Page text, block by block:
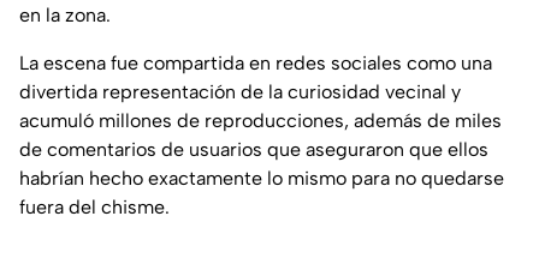
en la zona.
La escena fue compartida en redes sociales como una
divertida representación de la curiosidad vecinal y
acumuló millones de reproducciones, además de miles
de comentarios de usuarios que aseguraron que ellos
habrían hecho exactamente lo mismo para no quedarse
fuera del chisme.